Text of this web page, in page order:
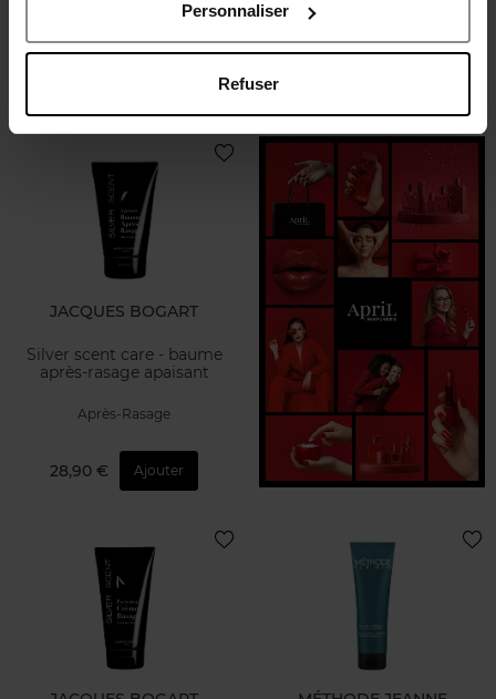
Personnaliser
Refuser
JACQUES BOGART
Silver scent care - baume
après-rasage apaisant
Après-Rasage
28,90 € Ajouter